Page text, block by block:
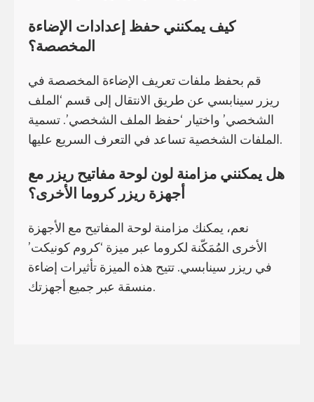
كيف يمكنني حفظ إعدادات الإضاءة
المخصصة؟
قم بحفظ ملفات تعريف الإضاءة المخصصة في
ريزر سينابسي عن طريق الانتقال إلى قسم ‘الملف
الشخصي’ واختيار ‘حفظ الملف الشخصي’. تسمية
الملفات الشخصية تساعد في التعرف السريع عليها.
هل يمكنني مزامنة لون لوحة مفاتيح ريزر مع
أجهزة ريزر كروما الأخرى؟
نعم، يمكنك مزامنة لوحة المفاتيح مع الأجهزة
الأخرى المُمَكّنة لكروما عبر ميزة ‘كروم كونيكت’
في ريزر سينابسي. تتيح هذه الميزة تأثيرات إضاءة
منسقة عبر جميع أجهزتك.